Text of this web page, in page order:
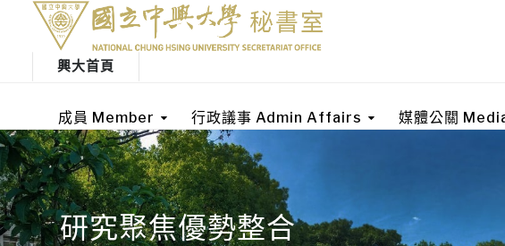
興大首頁
成員 Member 行政議事 Admin Affairs 媒體公關
研究聚焦優勢整合